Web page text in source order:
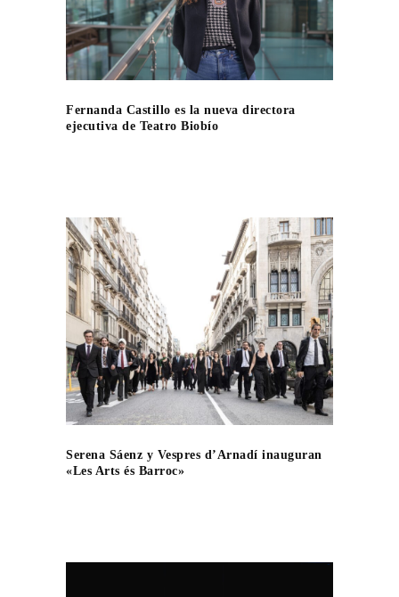
Fernanda Castillo es la nueva directora
ejecutiva de Teatro Biobío
Serena Sáenz y Vespres d’Arnadí inauguran
«Les Arts és Barroc»